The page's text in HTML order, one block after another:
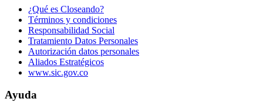
¿Qué es Closeando?
Términos y condiciones
Responsabilidad Social
Tratamiento Datos Personales
Autorización datos personales
Aliados Estratégicos
www.sic.gov.co
Ayuda